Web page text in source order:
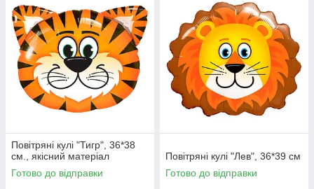
Повітряні кулі "Тигр", 36*38
см., якісний матеріал
Готово до відправки
Повітряні кулі "Лев", 36*39 см
Готово до відправки